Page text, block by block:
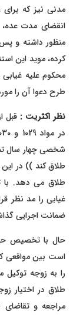
مدنی نیز که برای
انقضای مدت
منظور داشته و
کرده، موید این
محکوم علیه
طرح دعوا آن را
نظر اکثریت : قبل
شخصی چهار سال
طلاق می دهد. با
غیابی را مد نظر
ضمانت اجرایی
حال با تخصیص
است بین مواقعی
را به زوجه
طلاق در اختیار
مراجعه و